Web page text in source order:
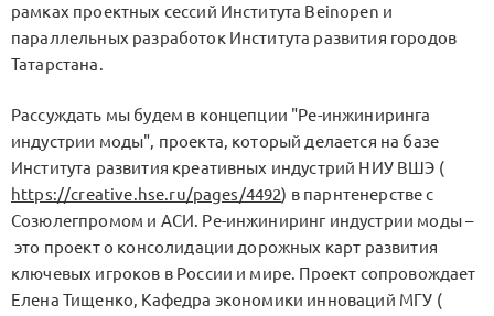
рамках проектных сессий Института Beinopen и
параллельных разработок Института развития городов
Татарстана.
Рассуждать мы будем в концепции "Ре-инжиниринга
индустрии моды", проекта, который делается на базе
Института развития креативных индустрий НИУ ВШЭ (
https://creative.hse.ru/pages/4492) в парнтенерстве с
Созюлегпромом и АСИ. Ре-инжиниринг индустрии моды –
это проект о консолидации дорожных карт развития
ключевых игроков в России и мире. Проект сопровождает
Елена Тищенко, Кафедра экономики инноваций МГУ (